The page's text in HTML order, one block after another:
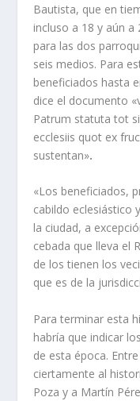
Bautista, que en
incluso a 18 y aún
para las dos
seis medios. Para
beneficiados hasta
dice el documento
Patrum statuta tot
ecclesiis quot ex
sustentan».
«Los beneficiados,
cabildo eclesiástico
la ciudad, a
cebada que lleva el
de los tienen los
que es de la
Para terminar esta
habrí­a que indicar
de esta época.
ciertamente al
Poza y a Martí­n